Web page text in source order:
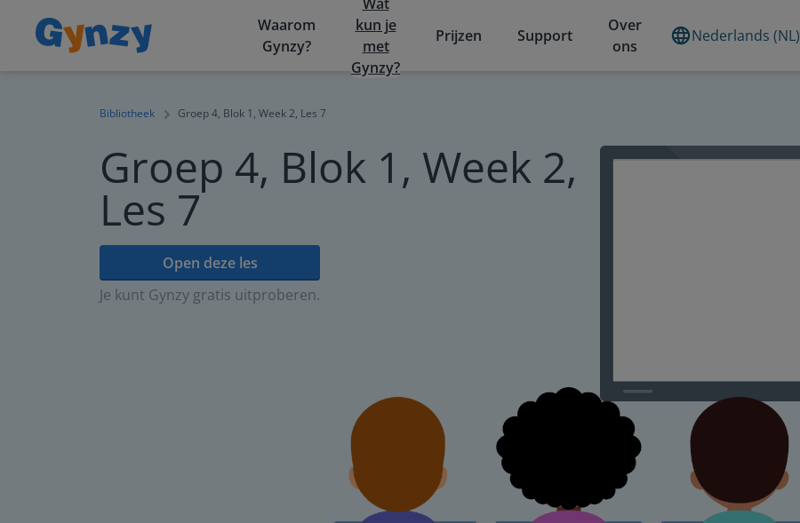
Waarom
Gynzy?
kun je
met
Gynzy?
Prijzen Support
Over
ons
Nederlands (NL)
Bibliotheek Groep 4, Blok 1, Week 2, Les 7
Groep 4, Blok 1, Week 2,
Les 7
Open deze les
Je kunt Gynzy gratis uitproberen.